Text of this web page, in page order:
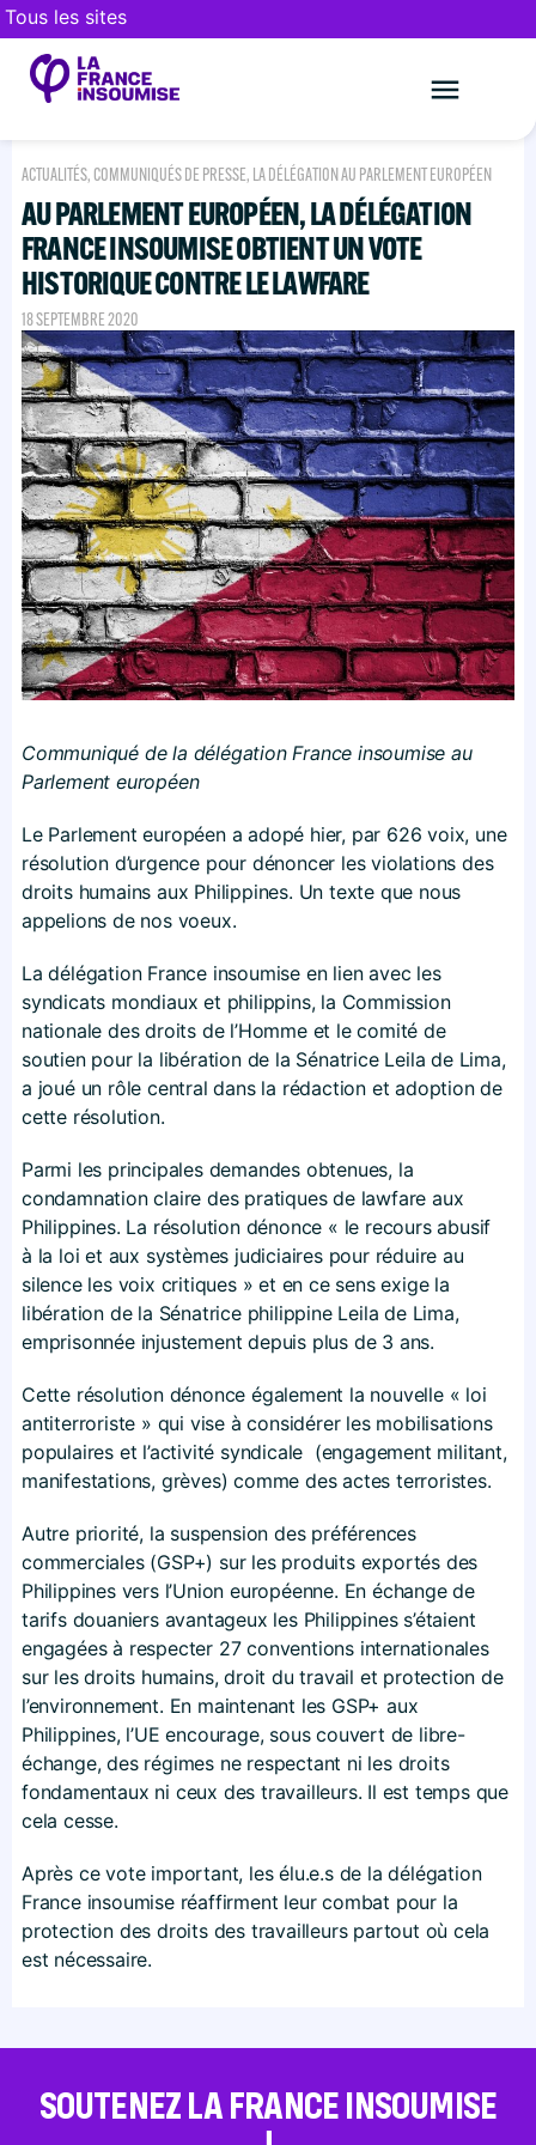
Tous les sites
ACTUALITÉS, COMMUNIQUÉS DE PRESSE, LA DÉLÉGATION AU PARLEMENT EUROPÉEN
AU PARLEMENT EUROPÉEN, LA DÉLÉGATION
FRANCE INSOUMISE OBTIENT UN VOTE
HISTORIQUE CONTRE LE LAWFARE
18 SEPTEMBRE 2020
Communiqué de la délégation France insoumise au
Parlement européen
Le Parlement européen a adopé hier, par 626 voix, une
résolution d’urgence pour dénoncer les violations des
droits humains aux Philippines. Un texte que nous
appelions de nos voeux.
La délégation France insoumise en lien avec les
syndicats mondiaux et philippins, la Commission
nationale des droits de l’Homme et le comité de
soutien pour la libération de la Sénatrice Leila de Lima,
a joué un rôle central dans la rédaction et adoption de
cette résolution.
Parmi les principales demandes obtenues, la
condamnation claire des pratiques de lawfare aux
Philippines. La résolution dénonce « le recours abusif
à la loi et aux systèmes judiciaires pour réduire au
silence les voix critiques » et en ce sens exige la
libération de la Sénatrice philippine Leila de Lima,
emprisonnée injustement depuis plus de 3 ans.
Cette résolution dénonce également la nouvelle « loi
antiterroriste » qui vise à considérer les mobilisations
populaires et l’activité syndicale (engagement militant,
manifestations, grèves) comme des actes terroristes.
Autre priorité, la suspension des préférences
commerciales (GSP+) sur les produits exportés des
Philippines vers l’Union européenne. En échange de
tarifs douaniers avantageux les Philippines s’étaient
engagées à respecter 27 conventions internationales
sur les droits humains, droit du travail et protection de
l’environnement. En maintenant les GSP+ aux
Philippines, l’UE encourage, sous couvert de libre-
échange, des régimes ne respectant ni les droits
fondamentaux ni ceux des travailleurs. Il est temps que
cela cesse.
Après ce vote important, les élu.e.s de la délégation
France insoumise réaffirment leur combat pour la
protection des droits des travailleurs partout où cela
est nécessaire.
SOUTENEZ LA FRANCE INSOUMISE